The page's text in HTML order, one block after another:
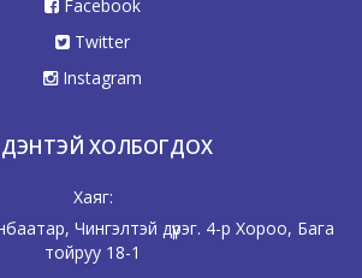
Facebook
Twitter
Instagram
ХОЛБОГДОХ
Хаяг:
Чингэлтэй дүүрэг. 4-р Хороо, Бага
тойруу 18-1